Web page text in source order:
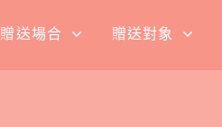
贈送場合 贈送對象